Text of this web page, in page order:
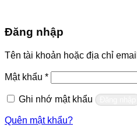
Đăng nhập
Tên tài khoản hoặc địa chỉ email
Mật khẩu *Bắt
buộc
Ghi nhớ mật khẩu
Quên mật khẩu?